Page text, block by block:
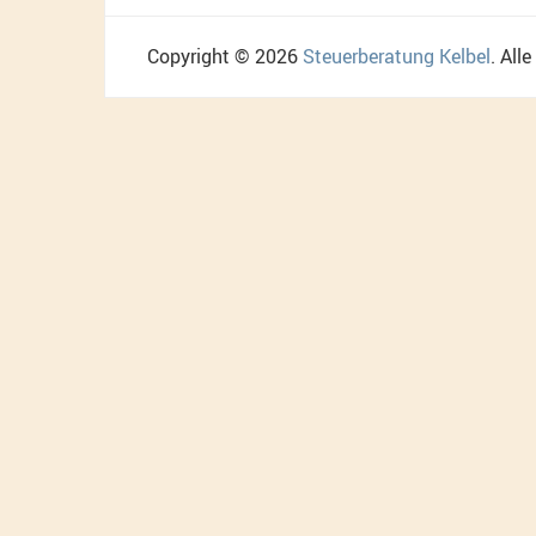
Copyright © 2026 Steuerberatung Kelbel.